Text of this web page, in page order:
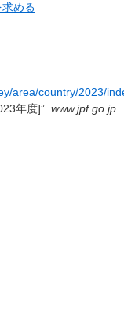
める
area/country/2023/
年度]”. www.jpf.go.jp